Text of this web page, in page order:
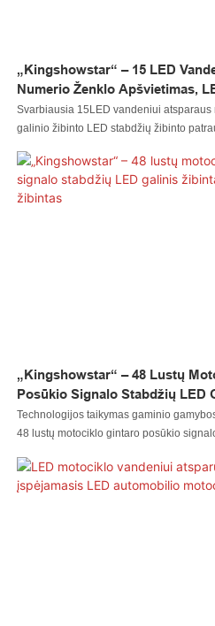
„Kingshowstar“ – 15 LED
Numerio Ženklo Apšvietimas,
Motociklo Galinis Žibintas
Svarbiausia 15LED vandeniui
galinio žibinto LED stabdžių žibinto
savybių. Be to, jis turi unikalią išvaizdą,
naujausias mūsų kūrybingų dizainerių
žibintas, „Led“ uolos žibintas, „Led“
„Kingshowstar“ – 48 Lustų
Posūkio Signalo Stabdžių LED
Motociklo Dviračio Žibintas
Technologijos taikymas gaminio
48 lustų motociklo gintaro posūkio
kokybės garantijos. Siekdami padidinti
inžinieriai nuolat tobulina ir tobulina
Šiuo metu tai galima plačiai pamatyti